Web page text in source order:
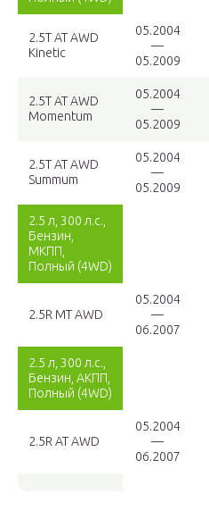
2.5T AT AWD
Kinetic
05.2004
—
05.2009
2.5T AT AWD
Momentum
05.2004
—
05.2009
2.5T AT AWD
Summum
05.2004
—
05.2009
2.5 л, 300 л.с.,
Бензин,
МКПП,
Полный (4WD)
2.5R MT AWD
05.2004
—
06.2007
2.5 л, 300 л.с.,
Бензин, АКПП,
Полный (4WD)
2.5R AT AWD
05.2004
—
06.2007